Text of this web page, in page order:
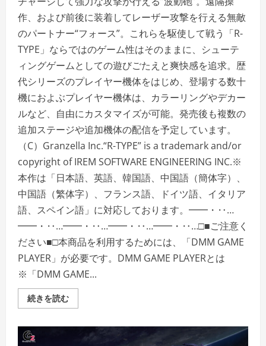
作、および前後に装着してレーザー攻撃を行える無敵
のパートナー“フォース”。これらを駆使して戦う「R-
TYPE」ならではのゲーム性はそのままに、シューテ
ィングゲームとしての遊びごたえと爽快感を追求。歴
代シリーズのプレイヤー機体をはじめ、登場する数十
機におよぶプレイヤー機体は、カラーリングやデカー
ルなど、自由にカスタマイズが可能。発売後も複数の
追加ステージや追加機体の配信を予定しています。
（C）Granzella Inc.“R-TYPE” is a trademark and/or
copyright of IREM SOFTWARE ENGINEERING INC.※
本作は「日本語、英語、韓国語、中国語（簡体字）、
中国語（繁体字）、フランス語、ドイツ語、イタリア
語、スペイン語」に対応しております。━━・‥…
━━・‥…━━・‥…━━・‥…━━・‥…□■ご注意く
ださい■□本商品を利用するためには、「DMM GAME
PLAYER」が必要です。DMM GAME PLAYERとは
※「DMM GAME...
続きを読むR―TYPE
FINAL